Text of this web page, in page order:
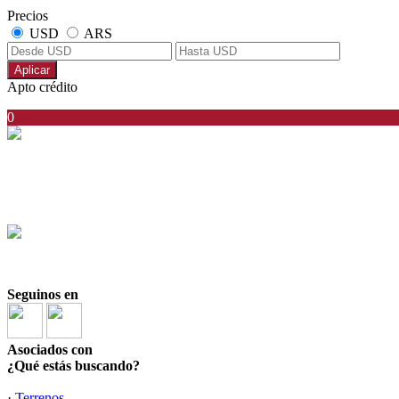
Precios
USD
ARS
Aplicar
Apto crédito
0
Seguinos en
Asociados con
¿Qué estás buscando?